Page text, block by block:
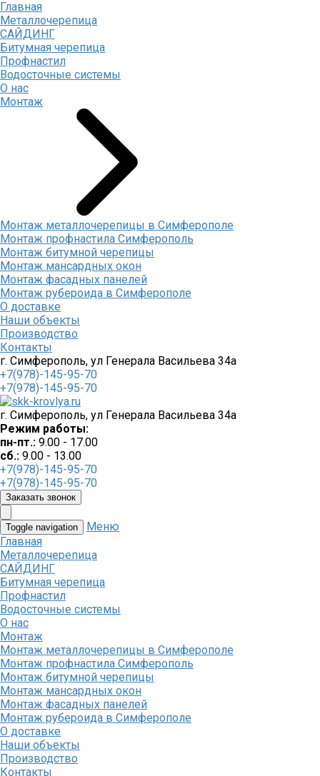
Главная
Металлочерепица
САЙДИНГ
Битумная черепица
Профнастил
Водосточные системы
О нас
Монтаж
Монтаж металлочерепицы в Симферополе
Монтаж профнастила Симферополь
Монтаж битумной черепицы
Монтаж мансардных окон
Монтаж фасадных панелей
Монтаж рубероида в Симферополе
О доставке
Наши объекты
Производство
Контакты
г. Симферополь, ул Генерала Васильева 34а
+7(978)-145-95-70
+7(978)-145-95-70
г. Симферополь, ул Генерала Васильева 34а
Режим работы:
пн-пт.: 9.00 - 17.00
сб.: 9.00 - 13.00
+7(978)-145-95-70
+7(978)-145-95-70
Заказать звонок
Toggle navigation
Меню
Главная
Металлочерепица
САЙДИНГ
Битумная черепица
Профнастил
Водосточные системы
О нас
Монтаж
Монтаж металлочерепицы в Симферополе
Монтаж профнастила Симферополь
Монтаж битумной черепицы
Монтаж мансардных окон
Монтаж фасадных панелей
Монтаж рубероида в Симферополе
О доставке
Наши объекты
Производство
Контакты